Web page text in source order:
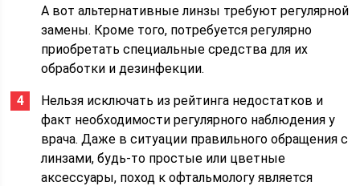
А вот альтернативные линзы требуют регулярной
замены. Кроме того, потребуется регулярно
приобретать специальные средства для их
обработки и дезинфекции.
Нельзя исключать из рейтинга недостатков и
факт необходимости регулярного наблюдения у
врача. Даже в ситуации правильного обращения с
линзами, будь-то простые или цветные
аксессуары, поход к офтальмологу является